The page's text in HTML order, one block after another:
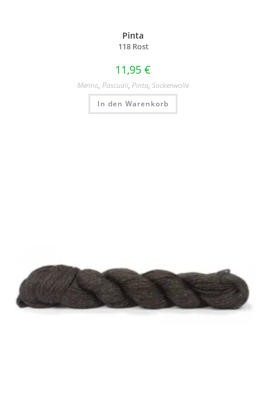
Pinta
118 Rost
11,95 €
Merino, Pascuali, Pinta, Sockenwolle
In den Warenkorb